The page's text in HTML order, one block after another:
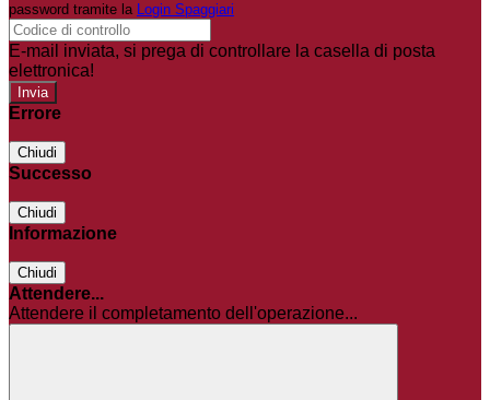
password tramite la Login Spaggiari
E-mail inviata, si prega di controllare la casella di posta
elettronica!
Errore
Chiudi
Successo
Chiudi
Informazione
Chiudi
Attendere...
Attendere il completamento dell'operazione...